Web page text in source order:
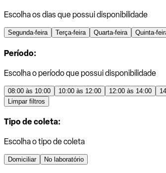
Escolha os dias que possui disponibilidade
Segunda-feira Terça-feira Quarta-feira Quinta-
Período:
Escolha o período que possui disponibilidade
08:00 às 10:00 10:00 às 12:00 12:00 às 14:00
Limpar filtros
Tipo de coleta:
Escolha o tipo de coleta
Domiciliar No laboratório